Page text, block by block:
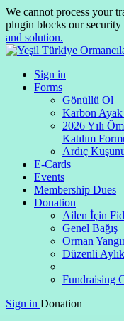
We cannot process your
plugin blocks our security
and solution.
Sign in
Forms
Gönüllü Ol
Karbon
2026 Yılı
Katılım
Ardıç
E-Cards
Events
Membership Dues
Donation
Ailen İçin
Genel Bağış
Orman
Düzenli
Fundraising
Sign in Donation